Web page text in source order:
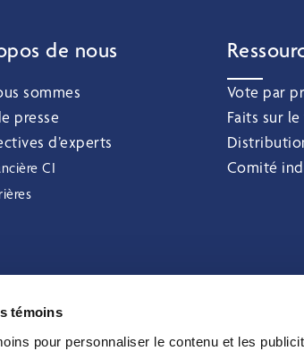
témoins
pour personnaliser le contenu et les
de nous
sommes
presse
d’experts
CI
Vote par
Faits sur
Comité